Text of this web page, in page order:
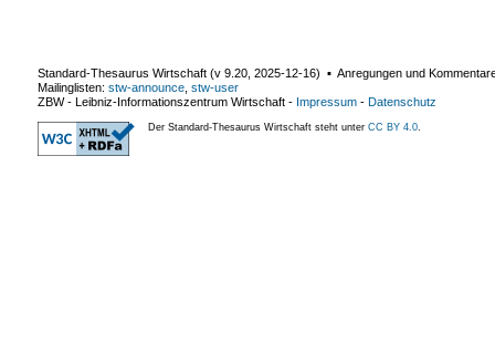
Standard-Thesaurus Wirtschaft (v 9.20 2025-12-16) ▪ Anregungen und
Mailinglisten: stw-announce stw-user
ZBW - Leibniz-Informationszentrum Wirtschaft - Impressum - Datenschutz
Der Standard-Thesaurus Wirtschaft steht unter CC BY 4.0